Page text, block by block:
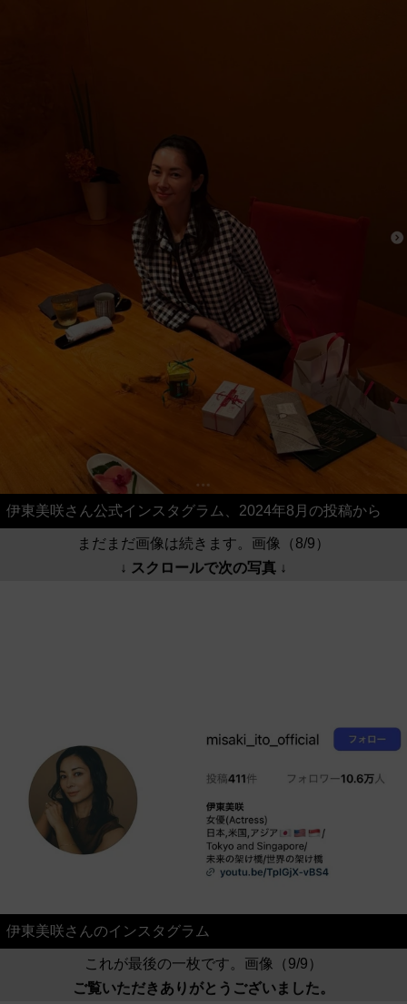
伊東美咲さん公式インスタグラム、2024年8月の投稿から
まだまだ画像は続きます。画像（8/9）
↓ スクロールで次の写真 ↓
伊東美咲さんのインスタグラム
これが最後の一枚です。画像（9/9）
ご覧いただきありがとうございました。